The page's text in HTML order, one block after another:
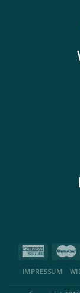
IMPRESSUM